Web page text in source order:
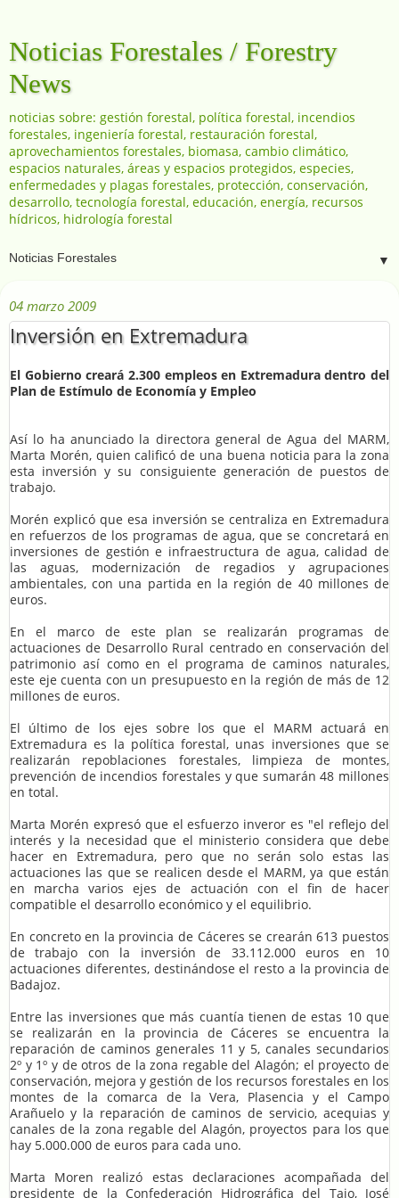
Noticias Forestales / Forestry
News
noticias sobre: gestión forestal, política forestal, incendios
forestales, ingeniería forestal, restauración forestal,
aprovechamientos forestales, biomasa, cambio climático,
espacios naturales, áreas y espacios protegidos, especies,
enfermedades y plagas forestales, protección, conservación,
desarrollo, tecnología forestal, educación, energía, recursos
hídricos, hidrología forestal
▼
04 marzo 2009
Inversión en Extremadura
El Gobierno creará 2.300 empleos en Extremadura dentro del
Plan de Estímulo de Economía y Empleo
Así lo ha anunciado la directora general de Agua del MARM,
Marta Morén, quien calificó de una buena noticia para la zona
esta inversión y su consiguiente generación de puestos de
trabajo.
Morén explicó que esa inversión se centraliza en Extremadura
en refuerzos de los programas de agua, que se concretará en
inversiones de gestión e infraestructura de agua, calidad de
las aguas, modernización de regadios y agrupaciones
ambientales, con una partida en la región de 40 millones de
euros.
En el marco de este plan se realizarán programas de
actuaciones de Desarrollo Rural centrado en conservación del
patrimonio así como en el programa de caminos naturales,
este eje cuenta con un presupuesto en la región de más de 12
millones de euros.
El último de los ejes sobre los que el MARM actuará en
Extremadura es la política forestal, unas inversiones que se
realizarán repoblaciones forestales, limpieza de montes,
prevención de incendios forestales y que sumarán 48 millones
en total.
Marta Morén expresó que el esfuerzo inveror es "el reflejo del
interés y la necesidad que el ministerio considera que debe
hacer en Extremadura, pero que no serán solo estas las
actuaciones las que se realicen desde el MARM, ya que están
en marcha varios ejes de actuación con el fin de hacer
compatible el desarrollo económico y el equilibrio.
En concreto en la provincia de Cáceres se crearán 613 puestos
de trabajo con la inversión de 33.112.000 euros en 10
actuaciones diferentes, destinándose el resto a la provincia de
Badajoz.
Entre las inversiones que más cuantía tienen de estas 10 que
se realizarán en la provincia de Cáceres se encuentra la
reparación de caminos generales 11 y 5, canales secundarios
2º y 1º y de otros de la zona regable del Alagón; el proyecto de
conservación, mejora y gestión de los recursos forestales en los
montes de la comarca de la Vera, Plasencia y el Campo
Arañuelo y la reparación de caminos de servicio, acequias y
canales de la zona regable del Alagón, proyectos para los que
hay 5.000.000 de euros para cada uno.
Marta Moren realizó estas declaraciones acompañada del
presidente de la Confederación Hidrográfica del Tajo, José